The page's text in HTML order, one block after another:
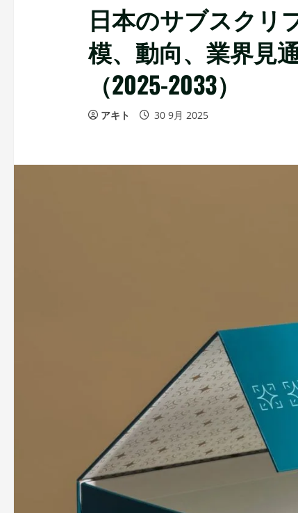
日本のサブスクリ
模、動向、業界見
（2025-2033）
アキト 30 9月 2025